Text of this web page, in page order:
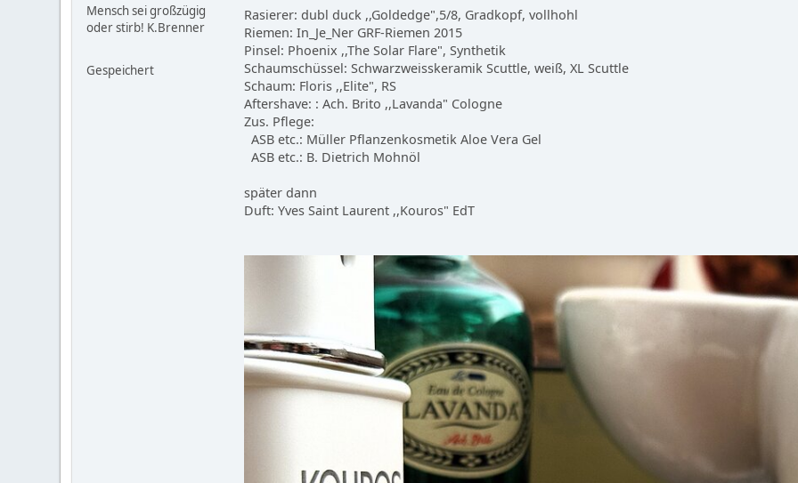
Mensch sei großzügig
oder stirb! K.Brenner
Gespeichert
Rasierer: dubl duck ,,Goldedge",5/8, Gradkopf, vollhohl
Riemen: In_Je_Ner GRF-Riemen 2015
Pinsel: Phoenix ,,The Solar Flare", Synthetik
Schaumschüssel: Schwarzweisskeramik Scuttle, weiß, XL Scuttle
Schaum: Floris ,,Elite", RS
Aftershave: : Ach. Brito ,,Lavanda" Cologne
Zus. Pflege:
ASB etc.: Müller Pflanzenkosmetik Aloe Vera Gel
ASB etc.: B. Dietrich Mohnöl
später dann
Duft: Yves Saint Laurent ,,Kouros" EdT